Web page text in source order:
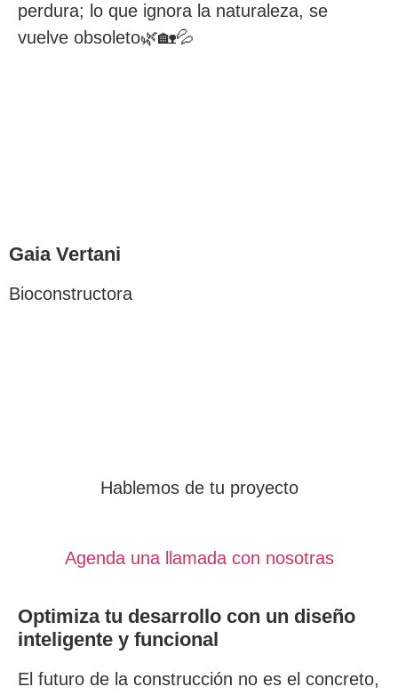
perdura; lo que ignora la naturaleza, se
vuelve obsoleto🌿🏡💦
Gaia Vertani
Bioconstructora
Hablemos de tu proyecto
Agenda una llamada con nosotras
Optimiza tu desarrollo con un diseño
inteligente y funcional
El futuro de la construcción no es el concreto,